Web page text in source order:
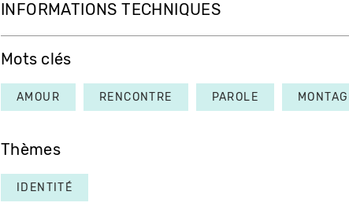
INFORMATIONS TECHNIQUES
Mots clés
AMOUR RENCONTRE PAROLE
Thèmes
IDENTITÉ